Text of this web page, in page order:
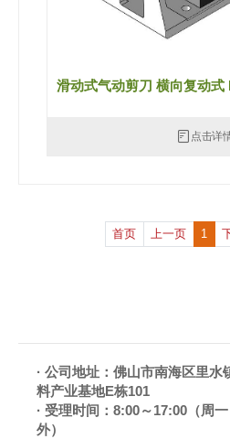
滑动式气动剪刀 横向复动式
点击详
首页 上一页 1
· 公司地址：佛山市南海区里水
料产业基地E栋101
· 受理时间：8:00～17:00（周
外）